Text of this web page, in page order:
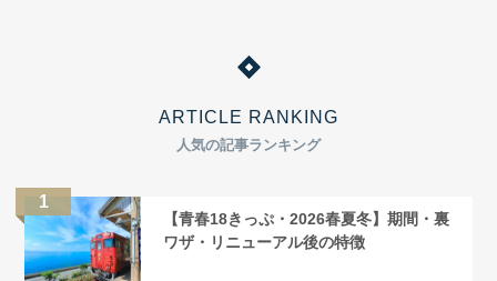
ARTICLE RANKING
人気の記事ランキング
【青春18きっぷ・2026春夏冬】期間・裏
ワザ・リニューアル後の特徴